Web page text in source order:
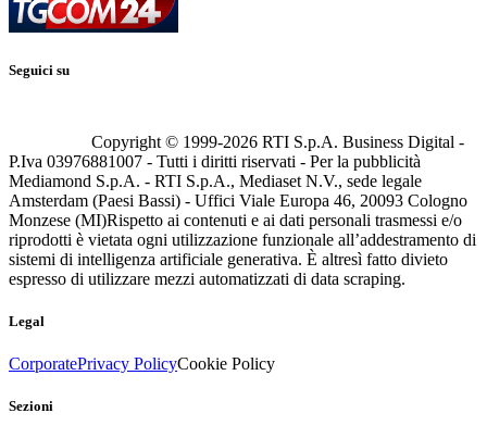
Seguici su
Copyright © 1999-2026 RTI S.p.A. Business Digital -
P.Iva 03976881007 - Tutti i diritti riservati - Per la pubblicità
Mediamond S.p.A. - RTI S.p.A., Mediaset N.V., sede legale
Amsterdam (Paesi Bassi) - Uffici Viale Europa 46, 20093 Cologno
Monzese (MI)Rispetto ai contenuti e ai dati personali trasmessi e/o
riprodotti è vietata ogni utilizzazione funzionale all’addestramento di
sistemi di intelligenza artificiale generativa. È altresì fatto divieto
espresso di utilizzare mezzi automatizzati di data scraping.
Legal
CorporatePrivacy PolicyCookie Policy
Sezioni